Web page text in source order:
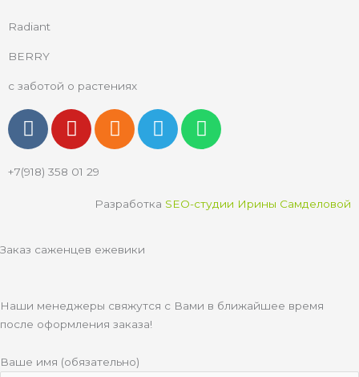
Radiant
BERRY
с заботой о растениях
V
k
Y
o
t
O
d
k
l
s
n
i
i
T
e
g
W
h
s
a
+7(918) 358 01 29
Разработка SEO-студии Ирины Самделовой
Заказ саженцев ежевики
Наши менеджеры свяжутся с Вами в ближайшее время
после оформления заказа!
Ваше имя (обязательно)